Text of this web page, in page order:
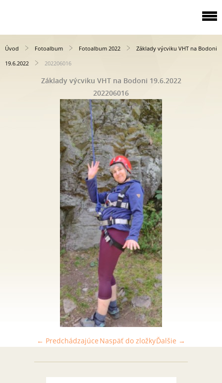
Úvod Fotoalbum Fotoalbum 2022
Základy výcviku VHT na Bodoni
19.6.2022
202206016
Základy výcviku VHT na Bodoni 19.6.2022
202206016
← Predchádzajúce Ďalšie →
Naspäť do zložky